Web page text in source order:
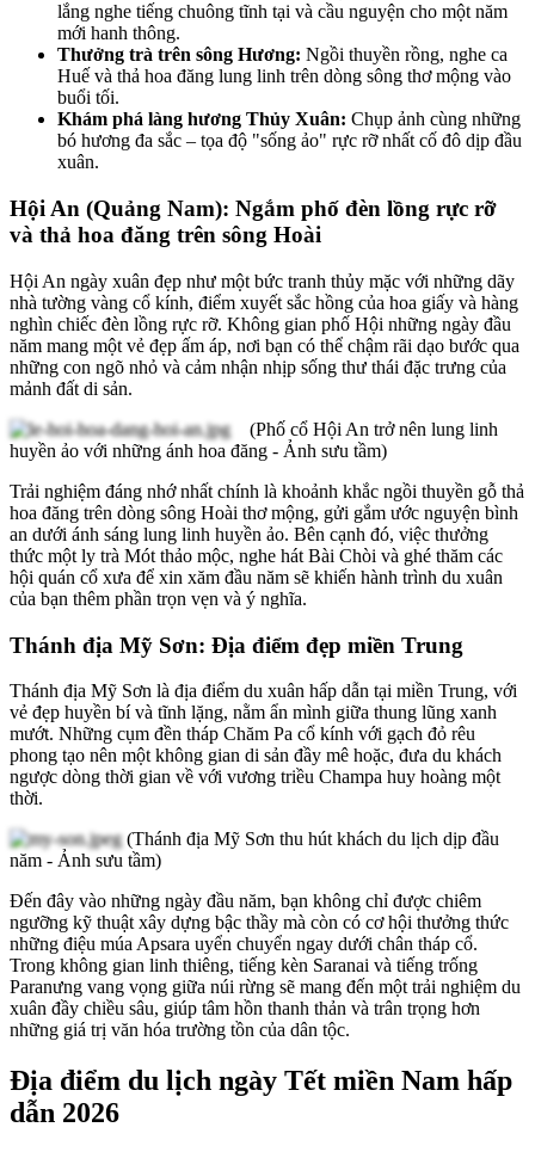
lắng nghe tiếng chuông tĩnh tại và cầu nguyện cho một năm
mới hanh thông.
Thưởng trà trên sông Hương: Ngồi thuyền rồng, nghe ca
Huế và thả hoa đăng lung linh trên dòng sông thơ mộng vào
buổi tối.
Khám phá làng hương Thủy Xuân: Chụp ảnh cùng những
bó hương đa sắc – tọa độ "sống ảo" rực rỡ nhất cố đô dịp đầu
xuân.
Hội An (Quảng Nam): Ngắm phố đèn lồng rực rỡ
và thả hoa đăng trên sông Hoài
Hội An ngày xuân đẹp như một bức tranh thủy mặc với những dãy
nhà tường vàng cổ kính, điểm xuyết sắc hồng của hoa giấy và hàng
nghìn chiếc đèn lồng rực rỡ. Không gian phố Hội những ngày đầu
năm mang một vẻ đẹp ấm áp, nơi bạn có thể chậm rãi dạo bước qua
những con ngõ nhỏ và cảm nhận nhịp sống thư thái đặc trưng của
mảnh đất di sản.
(Phố cổ Hội An trở nên lung linh
huyền ảo với những ánh hoa đăng - Ảnh sưu tầm)
Trải nghiệm đáng nhớ nhất chính là khoảnh khắc ngồi thuyền gỗ thả
hoa đăng trên dòng sông Hoài thơ mộng, gửi gắm ước nguyện bình
an dưới ánh sáng lung linh huyền ảo. Bên cạnh đó, việc thưởng
thức một ly trà Mót thảo mộc, nghe hát Bài Chòi và ghé thăm các
hội quán cổ xưa để xin xăm đầu năm sẽ khiến hành trình du xuân
của bạn thêm phần trọn vẹn và ý nghĩa.
Thánh địa Mỹ Sơn: Địa điểm đẹp miền Trung
Thánh địa Mỹ Sơn là địa điểm du xuân hấp dẫn tại miền Trung, với
vẻ đẹp huyền bí và tĩnh lặng, nằm ẩn mình giữa thung lũng xanh
mướt. Những cụm đền tháp Chăm Pa cổ kính với gạch đỏ rêu
phong tạo nên một không gian di sản đầy mê hoặc, đưa du khách
ngược dòng thời gian về với vương triều Champa huy hoàng một
thời.
(Thánh địa Mỹ Sơn thu hút khách du lịch dịp đầu
năm - Ảnh sưu tầm)
Đến đây vào những ngày đầu năm, bạn không chỉ được chiêm
ngưỡng kỹ thuật xây dựng bậc thầy mà còn có cơ hội thưởng thức
những điệu múa Apsara uyển chuyển ngay dưới chân tháp cổ.
Trong không gian linh thiêng, tiếng kèn Saranai và tiếng trống
Paranưng vang vọng giữa núi rừng sẽ mang đến một trải nghiệm du
xuân đầy chiều sâu, giúp tâm hồn thanh thản và trân trọng hơn
những giá trị văn hóa trường tồn của dân tộc.
Địa điểm du lịch ngày Tết miền Nam hấp
dẫn 2026